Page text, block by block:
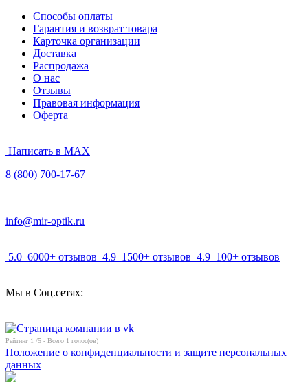
Способы оплаты
Гарантия и возврат товара
Карточка организации
Доставка
Распродажа
О нас
Отзывы
Правовая информация
Оферта
Написать в MAX
8 (800) 700-17-67
info@mir-optik.ru
5.0 6000+ отзывов 4.9 1500+ отзывов 4.9 100+ отзывов
Мы в Соц.сетях:
Рейтинг 1 /5 - Всего 1 голос(ов)
Положение о конфиденциальности и защите персональных
данных